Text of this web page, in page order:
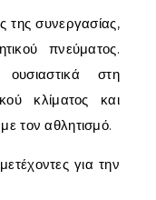
της συνεργασίας,
πνεύματος.
στη
κλίματος και
τον αθλητισμό.
για την